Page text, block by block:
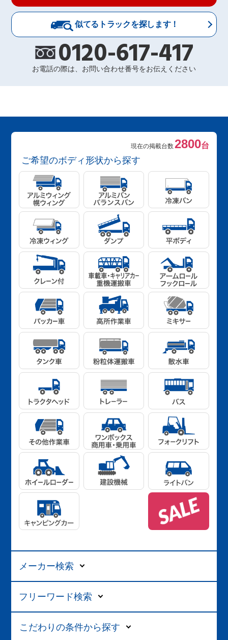
似てるトラックを探します！
0120-617-417
お電話の際は、お問い合わせ番号をお伝えください
現在の掲載台数2800台
ご希望のボディ形状から探す
メーカー検索
フリーワード検索
こだわりの条件から探す